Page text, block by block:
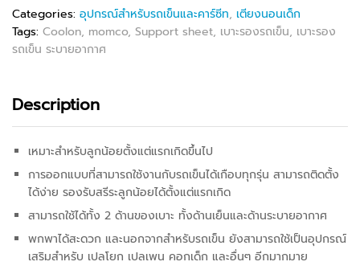
Categories: อุปกรณ์สำหรับรถเข็นและคาร์ซีท, เตียงนอนเด็ก
Tags: Coolon, momco, Support sheet, เบาะรองรถเข็น, เบาะรอง
รถเข็น ระบายอากาศ
Description
เหมาะสำหรับลูกน้อยตั้งแต่แรกเกิดขึ้นไป
การออกแบบที่สามารถใช้งานกับรถเข็นได้เกือบทุกรุ่น สามารถติดตั้ง
ได้ง่าย รองรับสรีระลูกน้อยได้ตั้งแต่แรกเกิด
สามารถใช้ได้ทั้ง 2 ด้านของเบาะ ทั้งด้านเย็นและด้านระบายอากาศ
พกพาได้สะดวก และนอกจากสำหรับรถเข็น ยังสามารถใช้เป็นอุปกรณ์
เสริมสำหรับ เปลโยก เปลเพน คอกเด็ก และอื่นๆ อีกมากมาย